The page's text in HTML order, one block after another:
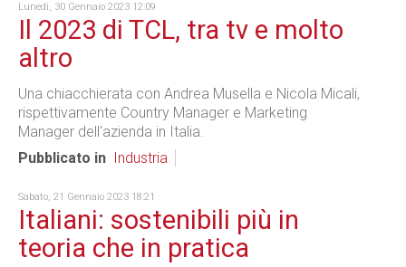
Lunedì, 30 Gennaio 2023 12:09
Il 2023 di TCL, tra tv e molto
altro
Una chiacchierata con Andrea Musella e Nicola Micali,
rispettivamente Country Manager e Marketing
Manager dell'azienda in Italia.
Pubblicato in
Industria
Sabato, 21 Gennaio 2023 18:21
Italiani: sostenibili più in
teoria che in pratica